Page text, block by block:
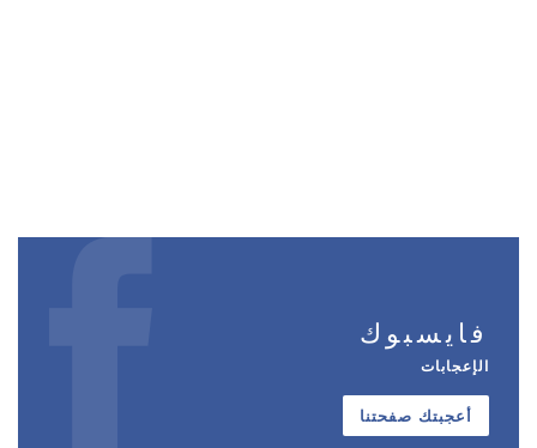
فايسبوك
الإعجابات
أعجبتك صفحتنا